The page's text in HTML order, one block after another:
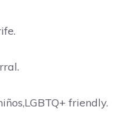
friendly.